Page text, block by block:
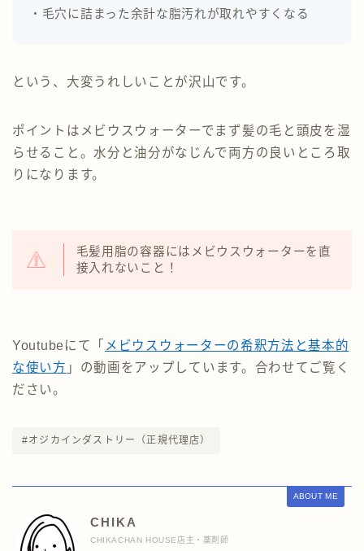
・毛穴に詰まった余計な脂汚れが取れやすくなる
という、大変うれしいことが沢山です。
ポイントはメビウスウォーターでまず髪の毛と頭皮を湿
らせること。水分と油分がなじんで両方の良いところ取
りになります。
毛髪用脂の容器にはメビウスウォーターを直
接入れないこと！
Youtubeにて「 メビウスウォーターの希釈方法と基本的
な使い方 」の動画をアップしています。合わせてご覧く
ださい。
#オジカインダストリー（正規代理店）
ABOUT ME
CHIKA
CHIKACHAN HOUSE店主・薬剤師